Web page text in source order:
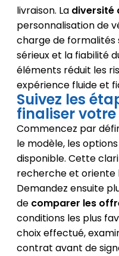
livraison. La diversité
personnalisation de
charge de formalités
sérieux et la fiabilité
éléments réduit les
expérience fluide et
Suivez les
finaliser
Commencez par
le modèle, les
disponible. Cette
recherche et oriente
Demandez ensuite
de comparer les
conditions les plus
choix effectué,
contrat avant de